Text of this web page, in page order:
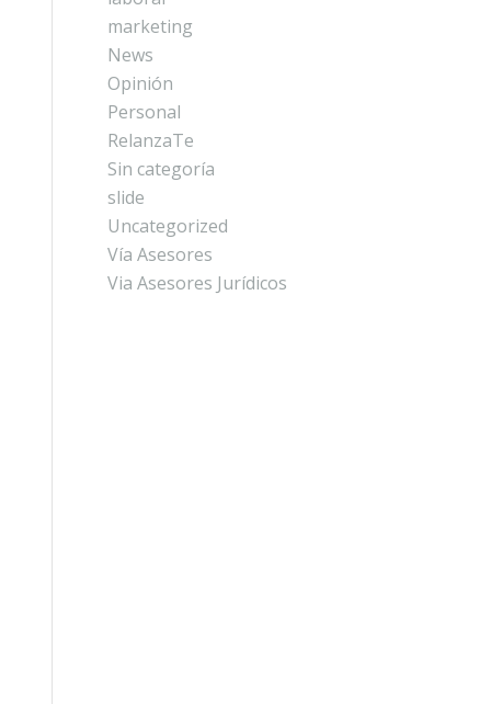
marketing
News
Opinión
Personal
RelanzaTe
Sin categoría
slide
Uncategorized
Vía Asesores
Via Asesores Jurídicos